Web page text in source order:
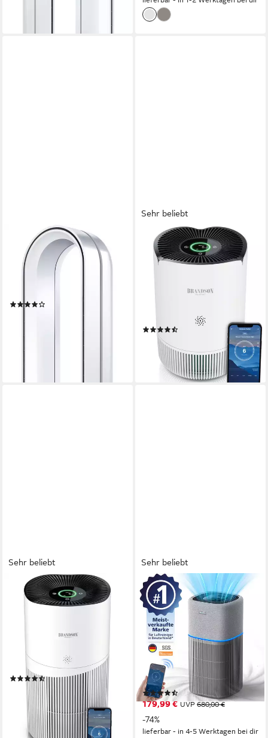
DYSON
Luftreiniger 2-in-1 Dyson
Purifier Cool™ PC2 De-NOx,
Sommer
Sehr beliebt
BRANDSON
Luftreiniger für Allergiker, 4
Filterstufen HEPA Aktivkohle,
Leistung
99,95 €
-50%
lieferbar - in 2-3 Werktagen bei dir
Sehr beliebt
BRANDSON
Luftreiniger für Allergiker, 4
90 m²
Raumgröße
Filtersystem
(45)
149,95 € 279,99 €
lieferbar - in 2-3 Werktagen bei dir
Sehr beliebt
AMICURA
Luftreiniger 2026
Luftreiniger 99/18 dB Staub
Tierhaare Intelligenten
Luftreinigers
min. 18 dB max. 18 dB
80 W Leistung
200 m² Raumgröße
(58)
179,99 € UVP 680,00 €
-74%
lieferbar - in 4-5 Werktagen bei dir